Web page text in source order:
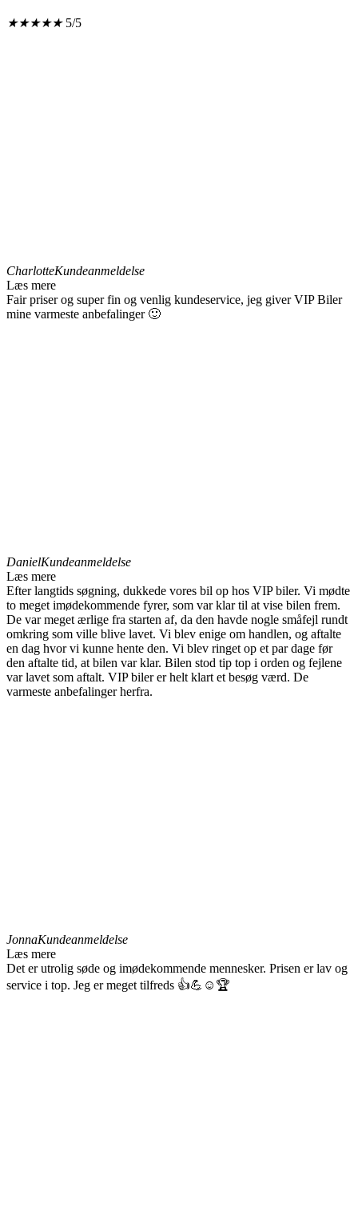
★★★★★ 5/5
CharlotteKundeanmeldelse
Læs mere
Fair priser og super fin og venlig kundeservice, jeg giver VIP Biler
mine varmeste anbefalinger 🙂
DanielKundeanmeldelse
Læs mere
Efter langtids søgning, dukkede vores bil op hos VIP biler. Vi mødte
to meget imødekommende fyrer, som var klar til at vise bilen frem.
De var meget ærlige fra starten af, da den havde nogle småfejl rundt
omkring som ville blive lavet. Vi blev enige om handlen, og aftalte
en dag hvor vi kunne hente den. Vi blev ringet op et par dage før
den aftalte tid, at bilen var klar. Bilen stod tip top i orden og fejlene
var lavet som aftalt. VIP biler er helt klart et besøg værd. De
varmeste anbefalinger herfra.
JonnaKundeanmeldelse
Læs mere
Det er utrolig søde og imødekommende mennesker. Prisen er lav og
service i top. Jeg er meget tilfreds 👍💪☺️🏆